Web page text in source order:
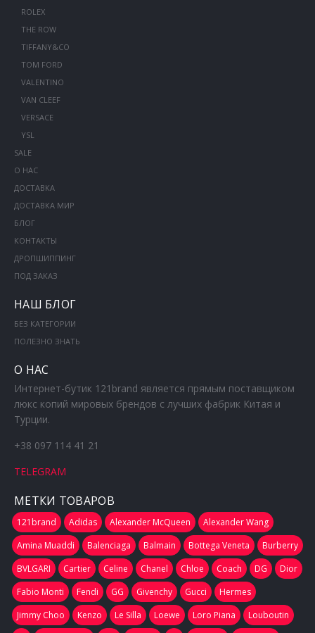
ROLEX
THE ROW
TIFFANY&CO
TOM FORD
VALENTINO
VAN CLEEF
VERSACE
YSL
SALE
О НАС
ДОСТАВКА
ДОСТАВКА МИР
БЛОГ
КОНТАКТЫ
ДРОПШИППИНГ
ПОД ЗАКАЗ
НАШ БЛОГ
БЕЗ КАТЕГОРИИ
ПОЛЕЗНО ЗНАТЬ
О НАС
Интернет-бутик 121brand является прямым поставщиком
люкс копий мировых брендов с лучших фабрик Китая и
Турции.
+38 097 114 41 21
TELEGRAM
МЕТКИ ТОВАРОВ
121brand Adidas Alexander McQueen
Alexander Wang
Amina Muaddi
Balenciaga Balmain Bottega Veneta
Burberry
BVLGARI
Cartier Celine Chanel Chloe Coach DG
Dior
Fabio Monti
Fendi GG Givenchy Gucci
Hermes
Jimmy Choo
Kenzo Le Silla Loewe Loro Piana
Louboutin